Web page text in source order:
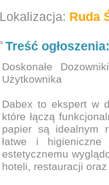
Lokalizacja: Ruda
Treść ogłoszenia:
Doskonałe
Użytkownika
Dabex to ekspert w
które łączą
papier są idealnym
łatwe i
estetycznemu
hoteli, restauracji